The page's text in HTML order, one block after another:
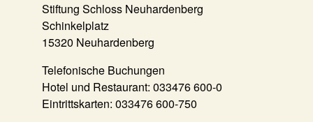
Stiftung Schloss Neuhardenberg
Schinkelplatz
15320 Neuhardenberg
Telefonische Buchungen
Hotel und Restaurant: 033476 600-0
Eintrittskarten: 033476 600-750